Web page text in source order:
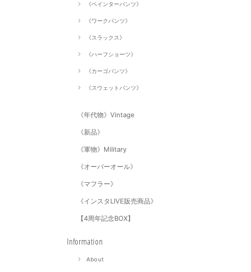
《ペインターパンツ》
《ワークパンツ》
《スラックス》
《ハーフショーツ》
《カーゴパンツ》
《スウェットパンツ》
《年代物》Vintage
《新品》
《軍物》Military
《オーバーオール》
《マフラー》
《インスタLIVE販売商品》
【4周年記念BOX】
Information
About